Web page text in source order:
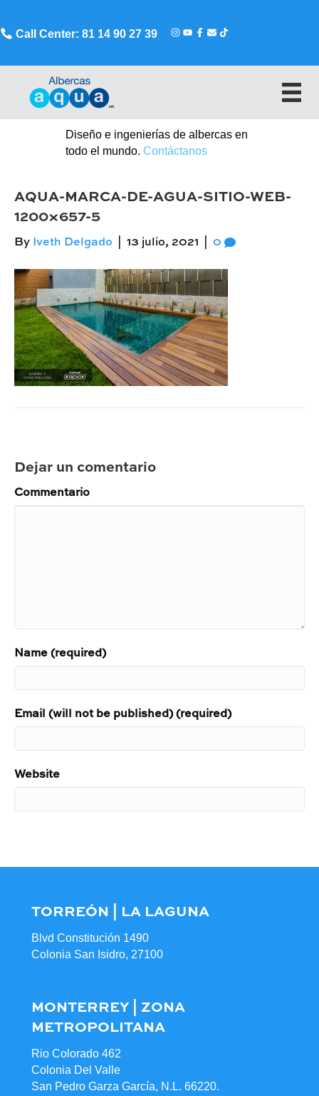
Call Center: 81 14 90 27 39
Diseño e ingenierías de albercas en
todo el mundo. Contáctanos
AQUA-MARCA-DE-AGUA-SITIO-WEB-
1200×657-5
By Iveth Delgado 13 julio, 2021 0
Dejar un comentario
Commentario
Name (required)
Email (will not be published) (required)
Website
TORREÓN | LA LAGUNA
Blvd Constitución 1490
Colonia San Isidro, 27100
MONTERREY | ZONA
METROPOLITANA
Rio Colorado 462
Colonia Del Valle
San Pedro Garza García, N.L. 66220.